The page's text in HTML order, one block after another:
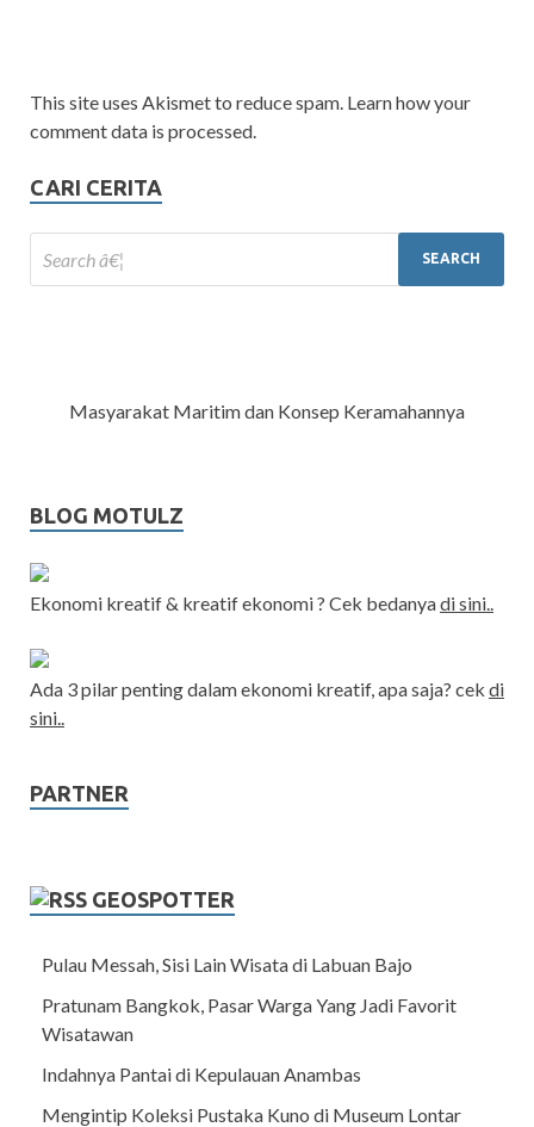
This site uses Akismet to reduce spam. Learn how your
comment data is processed.
CARI CERITA
Masyarakat Maritim dan Konsep Keramahannya
BLOG MOTULZ
Ekonomi kreatif & kreatif ekonomi ? Cek bedanyadi sini..
Ada 3 pilar penting dalam ekonomi kreatif, apa saja? cek di
sini..
PARTNER
GEOSPOTTER
Pulau Messah, Sisi Lain Wisata di Labuan Bajo
Pratunam Bangkok, Pasar Warga Yang Jadi Favorit
Wisatawan
Indahnya Pantai di Kepulauan Anambas
Mengintip Koleksi Pustaka Kuno di Museum Lontar